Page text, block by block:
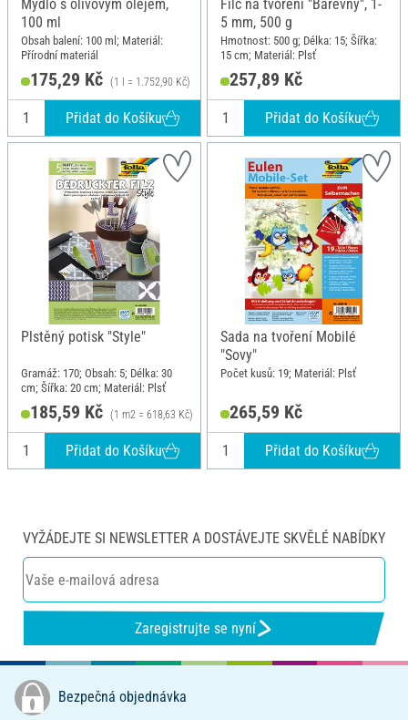
Mýdlo s olivovým olejem,
100 ml
Obsah balení: 100 ml; Materiál:
Přírodní materiál
175,29 Kč (1 l = 1.752,90 Kč)
Přidat do Košíku
Filc na tvoření "Barevný", 1-
5 mm, 500 g
Hmotnost: 500 g; Délka: 15; Šířka:
15 cm; Materiál: Plsť
257,89 Kč
Přidat do Košíku
Plstěný potisk "Style"
Gramáž: 170; Obsah: 5; Délka: 30
cm; Šířka: 20 cm; Materiál: Plsť
185,59 Kč (1 m2 = 618,63 Kč)
Přidat do Košíku
Sada na tvoření Mobilé
"Sovy"
Počet kusů: 19; Materiál: Plsť
265,59 Kč
Přidat do Košíku
VYŽÁDEJTE SI NEWSLETTER A DOSTÁVEJTE SKVĚLÉ NABÍDKY
Zaregistrujte se nyní
Bezpečná objednávka